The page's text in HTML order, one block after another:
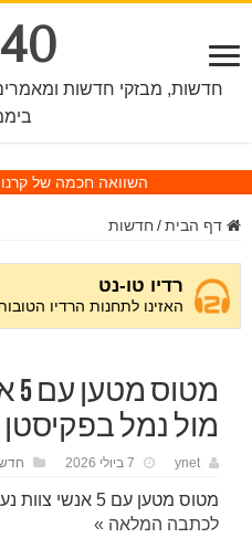
השוואה חכמה של
דף הבית / חדשות
מול נמל בפקיסטן
ynet 7 ביולי 2026
מטוס מטען עם 5 אנשי צוות נעלם מול נמל בפקיסטן
לכתבה המלאה »